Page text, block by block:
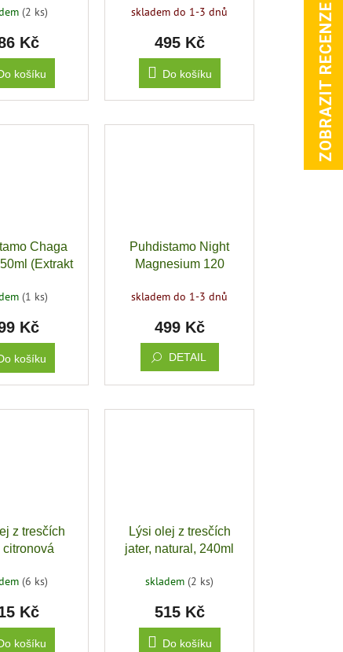
(2 ks)
Kč
košíku
skladem do 1-3 dnů
495 Kč
Do košíku
Chaga
(Extrakt
(1 ks)
Kč
košíku
Puhdistamo Night
Magnesium 120
skladem do 1-3 dnů
499 Kč
DETAIL
z tresčích
citronová
(6 ks)
Kč
košíku
Lýsi olej z tresčích
jater, natural, 240ml
skladem(2 ks)
515 Kč
Do košíku
ZOBRAZIT RECENZE